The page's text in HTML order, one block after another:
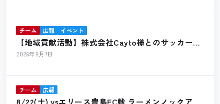
チーム 広報 イベント
【地域貢献活動】株式会社Cayto様とのサッカーボ
ール寄贈のお知らせ
2026年8月7日
チーム 広報
8/22(土) vsエリース豊島FC戦 ラーメンノックアウ